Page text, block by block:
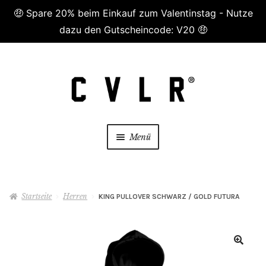
🤑 Spare 20% beim Einkauf zum Valentinstag - Nutze
dazu den Gutscheincode: V20 🤑
Menü
Damen
Startseite Herren KING PULLOVER SCHWARZ / GOLD FUTURA